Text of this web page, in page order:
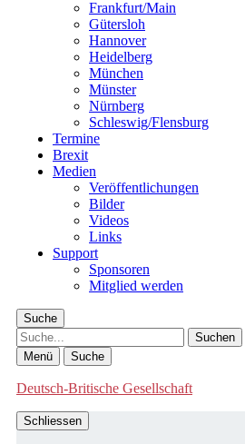
Frankfurt/Main
Gütersloh
Hannover
Heidelberg
München
Münster
Nürnberg
Schleswig/Flensburg
Termine
Brexit
Medien
Veröffentlichungen
Bilder
Videos
Links
Support
Sponsoren
Mitglied werden
Suche
Suche
Menü Suche
Deutsch-Britische Gesellschaft
Schliessen